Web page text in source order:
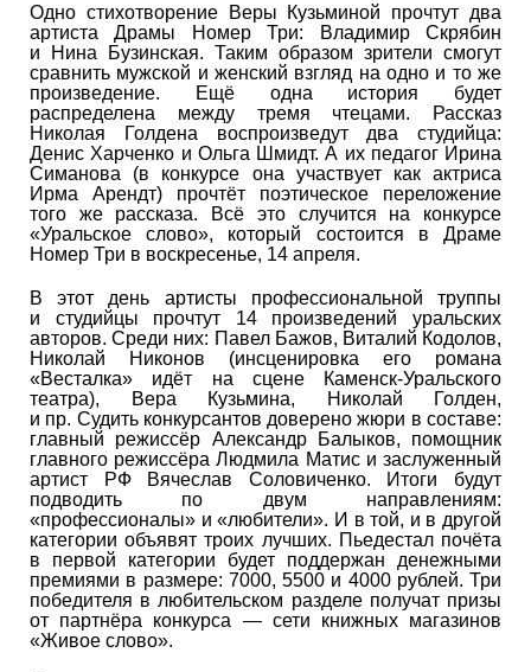
Одно стихотворение Веры Кузьминой прочтут два
артиста Драмы Номер Три: Владимир Скрябин
и Нина Бузинская. Таким образом зрители смогут
сравнить мужской и женский взгляд на одно и то же
произведение. Ещё одна история будет
распределена между тремя чтецами. Рассказ
Николая Голдена воспроизведут два студийца:
Денис Харченко и Ольга Шмидт. А их педагог Ирина
Симанова (в конкурсе она участвует как актриса
Ирма Арендт) прочтёт поэтическое переложение
того же рассказа. Всё это случится на конкурсе
«Уральское слово», который состоится в Драме
Номер Три в воскресенье, 14 апреля.
В этот день артисты профессиональной труппы
и студийцы прочтут 14 произведений уральских
авторов. Среди них: Павел Бажов, Виталий Кодолов,
Николай Никонов (инсценировка его романа
«Весталка» идёт на сцене Каменск-Уральского
театра), Вера Кузьмина, Николай Голден,
и пр. Судить конкурсантов доверено жюри в составе:
главный режиссёр Александр Балыков, помощник
главного режиссёра Людмила Матис и заслуженный
артист РФ Вячеслав Соловиченко. Итоги будут
подводить по двум направлениям:
«профессионалы» и «любители». И в той, и в другой
категории объявят троих лучших. Пьедестал почёта
в первой категории будет поддержан денежными
премиями в размере: 7000, 5500 и 4000 рублей. Три
победителя в любительском разделе получат призы
от партнёра конкурса — сети книжных магазинов
«Живое слово».